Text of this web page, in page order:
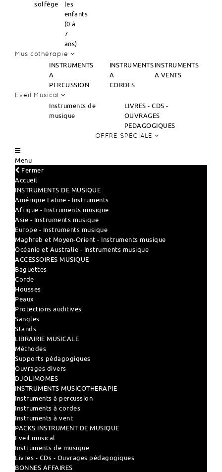
solfège
les
enfants
(0 à
7
ans)
Musicothérapie
INSTRUMENTS
A
PERCUSSION
INSTRUMENTS
A
CORDES
INSTRUMENTS
A VENTS
Eveil Musical
Instruments de
musique
LIVRES - CDS -
OUVRAGES
PEDAGOGIQUES
OFFRE SPECIALE
Menu
Fermer
Accueil
INSTRUMENTS DE MUSIQUE
Amérique Latine - Instruments
Afrique - Instruments musique
Asie - Instruments musique
Europe - Instruments musique
Maghreb et Moyen-Orient - Instruments musique
Océanie et Australie - Instruments musique
ACCESSOIRES MUSIQUE
Baguettes
Corde
Housses
Peaux
Protections auditives
Sangles
Stands
LIBRAIRIE MUSICALE
Méthodes
Supports pédagogiques
Ouvrages divers
DJOLIMOMES
INSTRUMENTS MUSICOTHERAPIE
Instruments à percussion
Instruments à cordes
Instruments à vent
PACKS INSTRUMENT DE MUSIQUE
Eveil musical
Instruments de musique
Livres - CDs - Ouvrages pédagogiques
BONNES AFFAIRES